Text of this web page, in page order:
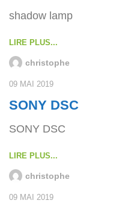
shadow lamp
LIRE PLUS...
christophe
09 MAI 2019
SONY DSC
SONY DSC
LIRE PLUS...
christophe
09 MAI 2019